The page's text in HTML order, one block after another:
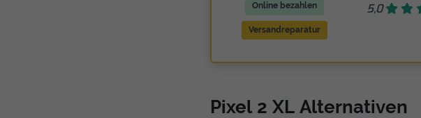
Online bezahlen
Versandreparatur
5,0
Pixel 2 XL Alternativen